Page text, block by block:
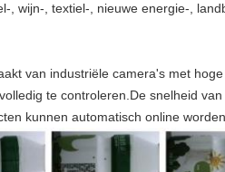
, wijn-, textiel-, nieuwe energie-,
van industriële camera's met
te controleren.De snelheid
kunnen automatisch online